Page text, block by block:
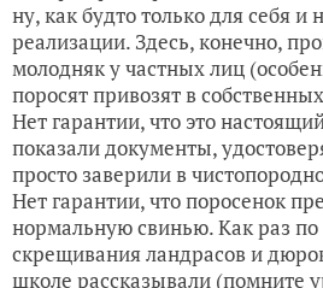
ну, как будто только для себя и
реализации. Здесь, конечно,
молодняк у частных лиц
поросят привозят в
Нет гарантии, что это
показали документы,
просто заверили в
Нет гарантии, что поросенок
нормальную свинью. Как раз
скрещивания ландрасов и
школе рассказывали (помните